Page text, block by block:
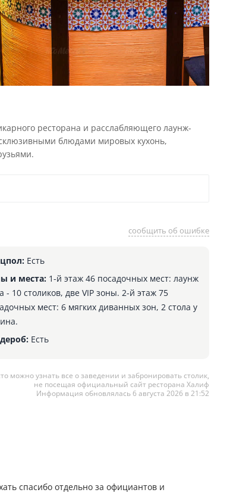
ресторана и расслабляющего лаунж-
блюдами мировых кухонь,
сообщить об ошибке
Есть
и места:1-й этаж 46 посадочных мест: лаунж
- 10 столиков, две VIP зоны. 2-й этаж 75
мест: 6 мягких диванных зон, 2 стола у
Есть
можно узнать все о заведении и забронировать столик,
не посещая официальный сайт ресторана Халиф
Информация обновлялась 6 августа 2026 в 21:52
спасибо отдельно за официантов и